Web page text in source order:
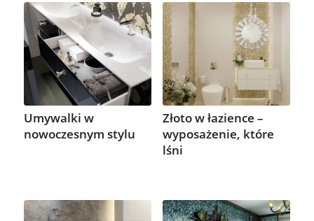
Umywalki w
nowoczesnym stylu
Złoto w łazience –
wyposażenie, które
lśni